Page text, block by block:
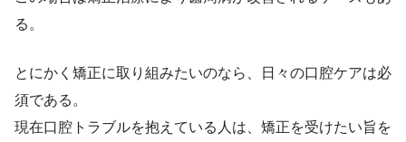
る。
とにかく矯正に取り組みたいのなら、日々の口腔ケアは必
須である。
現在口腔トラブルを抱えている人は、矯正を受けたい旨を